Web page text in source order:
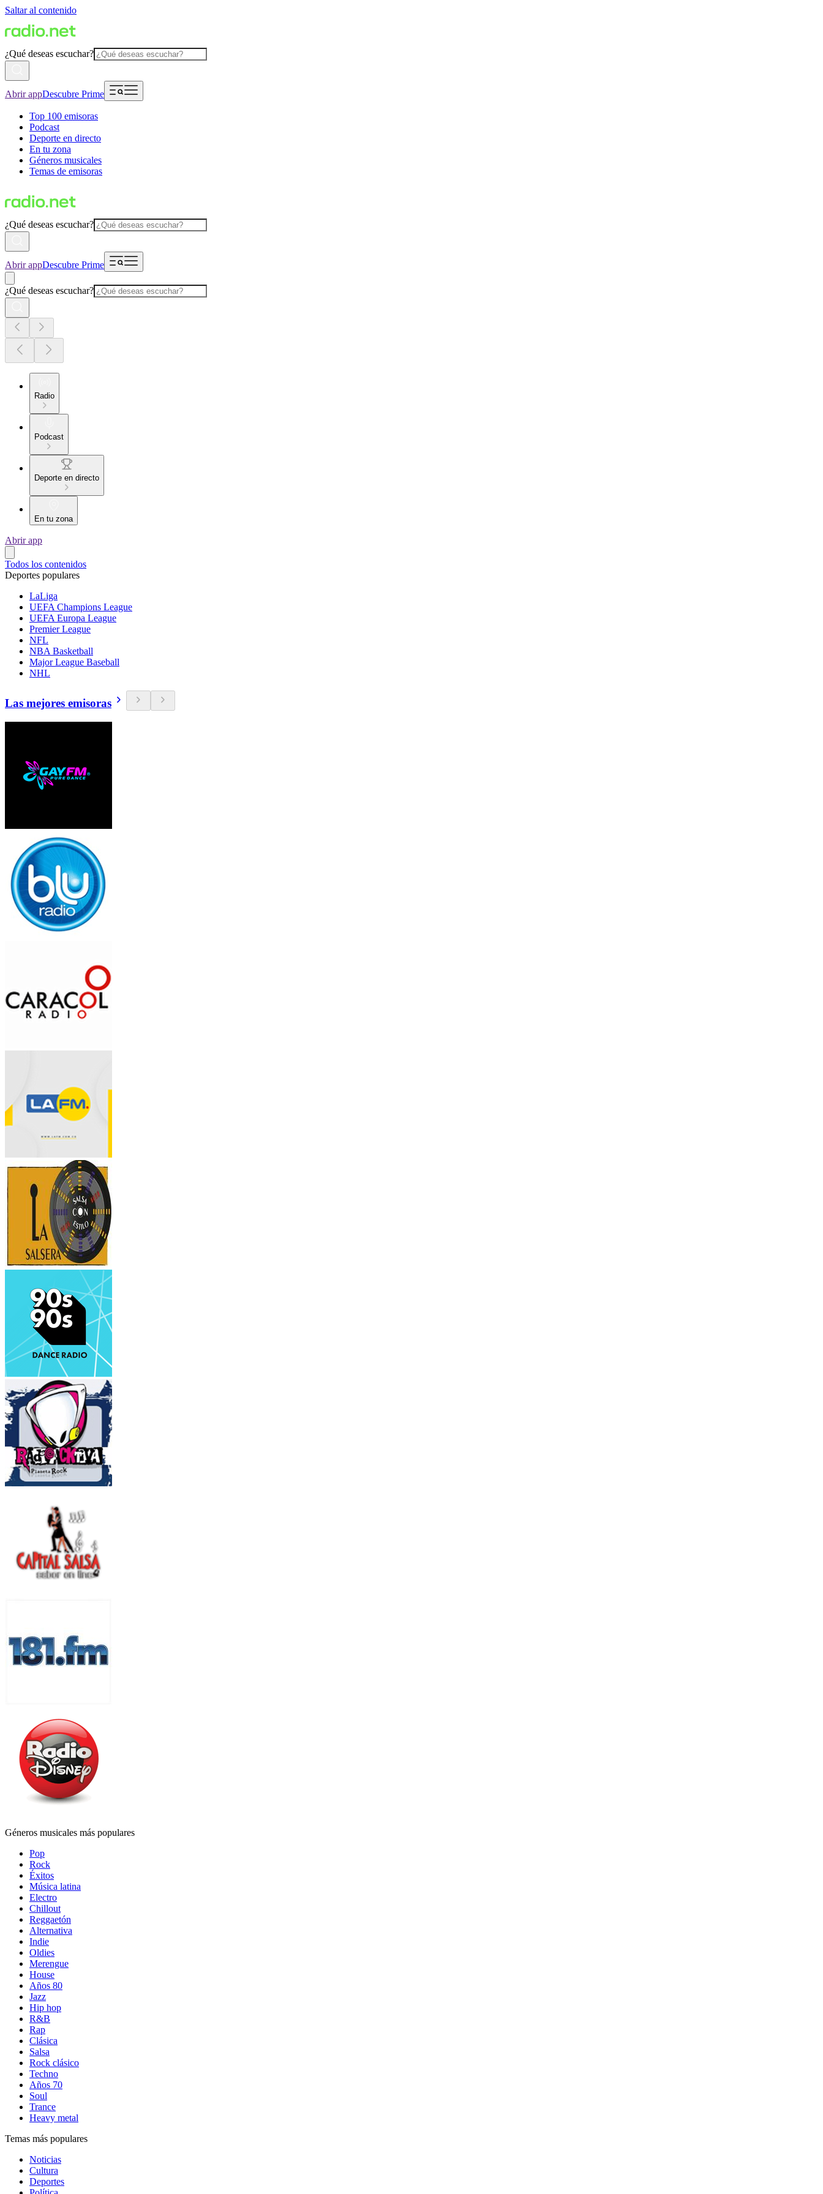
Saltar al contenido
¿Qué deseas escuchar?
Abrir appDescubre Prime
Top 100 emisoras
Podcast
Deporte en directo
En tu zona
Géneros musicales
Temas de emisoras
¿Qué deseas escuchar?
Abrir appDescubre Prime
¿Qué deseas escuchar?
Radio
Podcast
Deporte en directo
En tu zona
Abrir app
Todos los contenidos
Deportes populares
LaLiga
UEFA Champions League
UEFA Europa League
Premier League
NFL
NBA Basketball
Major League Baseball
NHL
Las mejores emisoras
Géneros musicales más populares
Pop
Rock
Éxitos
Música latina
Electro
Chillout
Reggaetón
Alternativa
Indie
Oldies
Merengue
House
Años 80
Jazz
Hip hop
R&B
Rap
Clásica
Salsa
Rock clásico
Techno
Años 70
Soul
Trance
Heavy metal
Temas más populares
Noticias
Cultura
Deportes